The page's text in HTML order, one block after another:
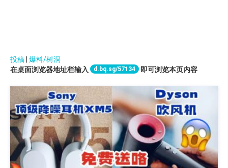
投稿 爆料/树洞
在桌面浏览器地址栏输入
d.bq.sg/57134 即可浏览本页内容